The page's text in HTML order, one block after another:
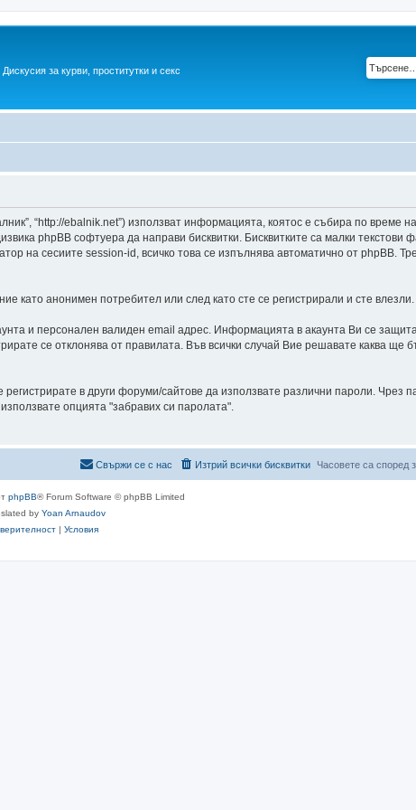
за курви, проститутки и секс
“http://ebalnik.net”) използват информацията, коятос е събира по време
phpBB софтуера да направи бисквитки. Бисквитките са малки текстови
на сесиите session-id, всичко това се изпълнява автоматично от phpBB.
като анонимен потребител или след като сте се регистрирали и сте влезли.
и персонален валиден email адрес. Информацията в акаунта Ви се
се отклонява от правилата. Във всички случай Вие решавате каква ще
в други форуми/сайтове да използвате различни пароли. Чрез
опцията "забравих си паролата".
Часовете са според
Изтрий всички бисквитки
Свържи се с нас
phpBB® Forum Software © phpBB Limited
by Yoan Arnaudov
| Условия